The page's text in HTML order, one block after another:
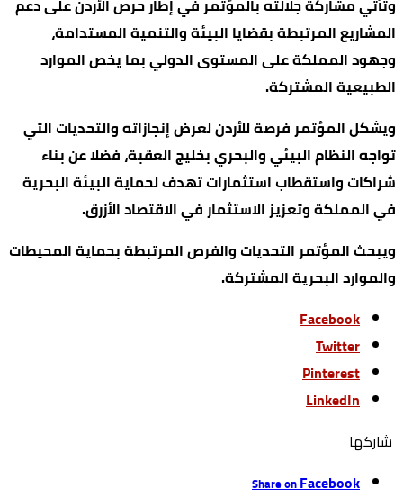
وتأتي مشاركة جلالته بالمؤتمر في إطار حرص الأردن على دعم
المشاريع المرتبطة بقضايا البيئة والتنمية المستدامة،
وجهود المملكة على المستوى الدولي بما يخص الموارد
الطبيعية المشتركة.
ويشكل المؤتمر فرصة للأردن لعرض إنجازاته والتحديات التي
تواجه النظام البيئي والبحري بخليج العقبة، فضلا عن بناء
شراكات واستقطاب استثمارات تهدف لحماية البيئة البحرية
في المملكة وتعزيز الاستثمار في الاقتصاد الأزرق.
ويبحث المؤتمر التحديات والفرص المرتبطة بحماية المحيطات
والموارد البحرية المشتركة.
Facebook
Twitter
Pinterest
LinkedIn
‫‫ شاركها‬
Share onFacebook